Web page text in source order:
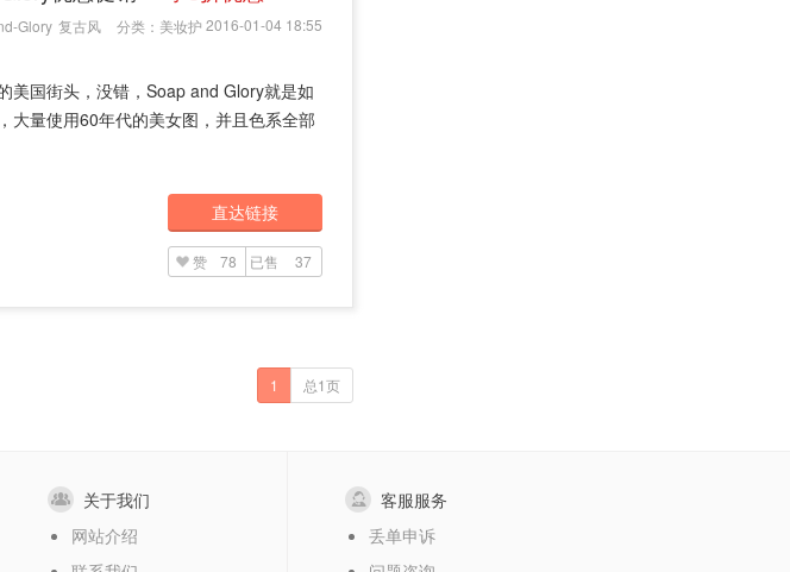
2016-01-04 18:55
Glory 复古风 分类： 美妆护
美国街头，没错，Soap and Glory就是如
大量使用60年代的美女图，并且色系全部
直达链接
赞 78 已售 37
1 总1页
关于我们
网站介绍
客服服务
丢单申诉